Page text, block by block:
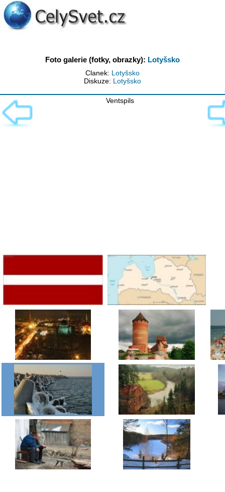
Foto galerie (fotky, obrazky): Lotyšsko
Clanek: Lotyšsko
Diskuze: Lotyšsko
Ventspils